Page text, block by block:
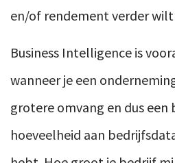
en/of rendement verder
Business Intelligence is
wanneer je een
grotere omvang en dus een
hoeveelheid aan